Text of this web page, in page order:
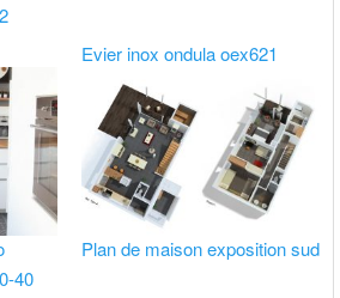
Evier inox ondula oex621
Plan de maison exposition sud
40